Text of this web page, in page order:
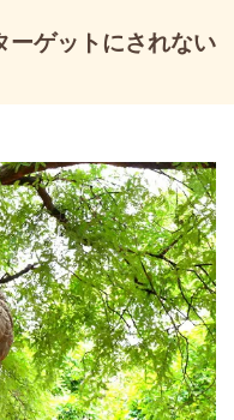
ーゲットにされない